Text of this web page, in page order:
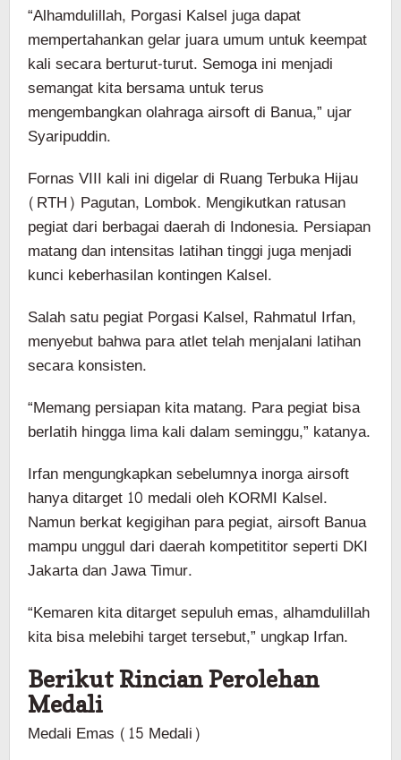
“Alhamdulillah, Porgasi Kalsel juga dapat
mempertahankan gelar juara umum untuk keempat
kali secara berturut-turut. Semoga ini menjadi
semangat kita bersama untuk terus
mengembangkan olahraga airsoft di Banua,” ujar
Syaripuddin.
Fornas VIII kali ini digelar di Ruang Terbuka Hijau
(RTH) Pagutan, Lombok. Mengikutkan ratusan
pegiat dari berbagai daerah di Indonesia. Persiapan
matang dan intensitas latihan tinggi juga menjadi
kunci keberhasilan kontingen Kalsel.
Salah satu pegiat Porgasi Kalsel, Rahmatul Irfan,
menyebut bahwa para atlet telah menjalani latihan
secara konsisten.
“Memang persiapan kita matang. Para pegiat bisa
berlatih hingga lima kali dalam seminggu,” katanya.
Irfan mengungkapkan sebelumnya inorga airsoft
hanya ditarget 10 medali oleh KORMI Kalsel.
Namun berkat kegigihan para pegiat, airsoft Banua
mampu unggul dari daerah kompetititor seperti DKI
Jakarta dan Jawa Timur.
“Kemaren kita ditarget sepuluh emas, alhamdulillah
kita bisa melebihi target tersebut,” ungkap Irfan.
Berikut Rincian Perolehan
Medali
Medali Emas (15 Medali)